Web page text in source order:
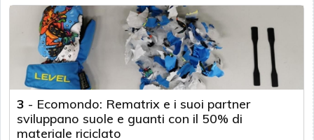
3 - Ecomondo: Rematrix e i suoi partner
sviluppano suole e guanti con il 50% di
materiale riciclato